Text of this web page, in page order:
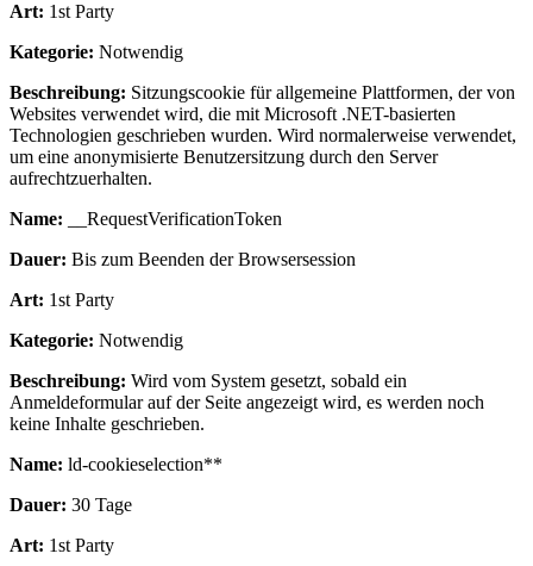
Art: 1st Party
Kategorie: Notwendig
Beschreibung: Sitzungscookie für allgemeine Plattformen, der von
Websites verwendet wird, die mit Microsoft .NET-basierten
Technologien geschrieben wurden. Wird normalerweise verwendet,
um eine anonymisierte Benutzersitzung durch den Server
aufrechtzuerhalten.
Name: __RequestVerificationToken
Dauer: Bis zum Beenden der Browsersession
Art: 1st Party
Kategorie: Notwendig
Beschreibung: Wird vom System gesetzt, sobald ein
Anmeldeformular auf der Seite angezeigt wird, es werden noch
keine Inhalte geschrieben.
Name: ld-cookieselection**
Dauer: 30 Tage
Art: 1st Party